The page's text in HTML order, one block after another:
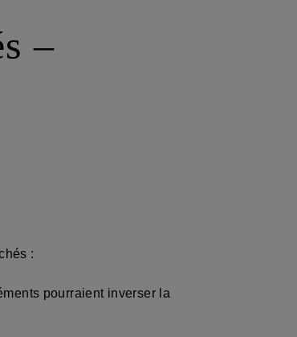
–
:
pourraient inverser la